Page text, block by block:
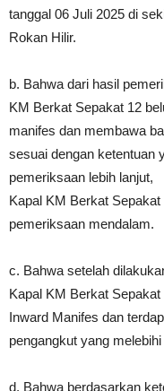
tanggal 06 Juli 2025 di
Rokan Hilir.
b. Bahwa dari hasil
KM Berkat Sepakat 12
manifes dan membawa
sesuai dengan ketentuan
pemeriksaan lebih lanjut,
Kapal KM Berkat
pemeriksaan mendalam.
c. Bahwa setelah
Kapal KM Berkat
Inward Manifes dan
pengangkut yang
d. Bahwa berdasarkan